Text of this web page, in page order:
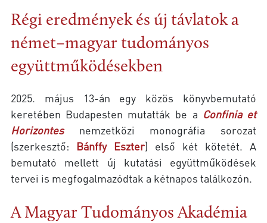
Régi eredmények és új távlatok a
német–magyar tudományos
együttműködésekben
2025. május 13-án egy közös könyvbemutató
keretében Budapesten mutatták be a Confinia et
Horizontesnemzetközi monográfia sorozat
(szerkesztő: Bánffy Eszter) első két kötetét. A
bemutató mellett új kutatási együttműködések
tervei is megfogalmazódtak a kétnapos találkozón.
A Magyar Tudományos Akadémia